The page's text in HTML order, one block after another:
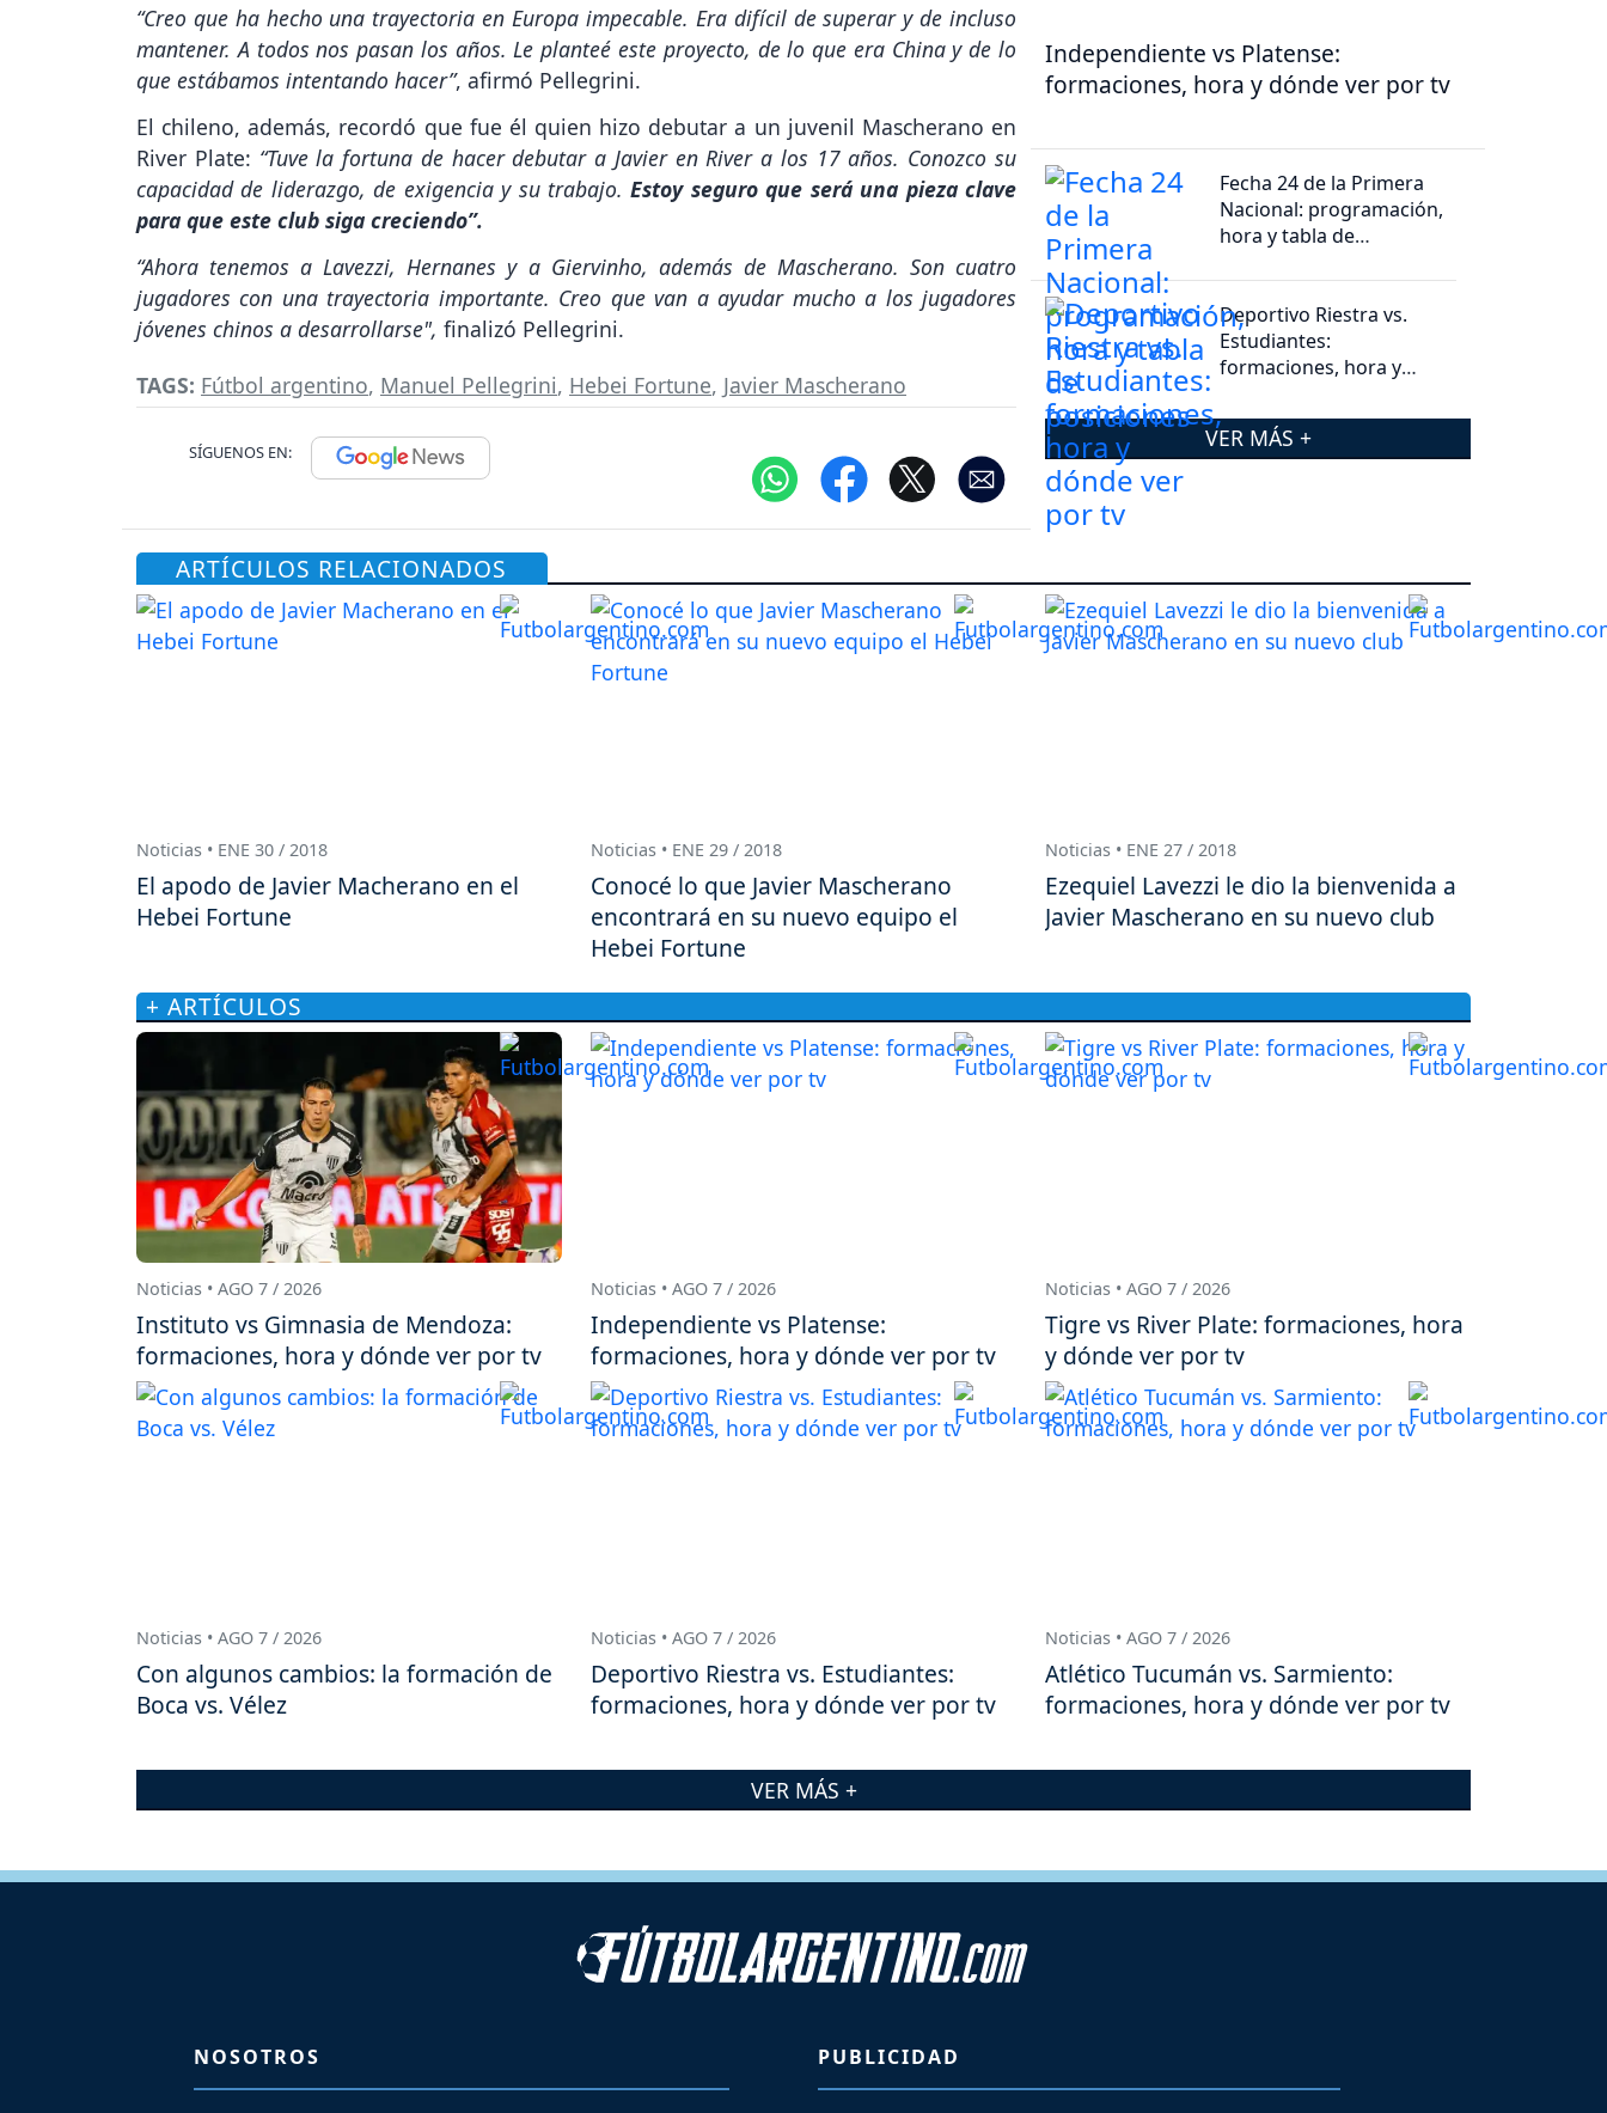
“Creo que ha hecho una trayectoria en Europa impecable. Era difícil de superar y de incluso
mantener. A todos nos pasan los años. Le planteé este proyecto, de lo que era China y de lo
que estábamos intentando hacer”, afirmó Pellegrini.
El chileno, además, recordó que fue él quien hizo debutar a un juvenil Mascherano en
River Plate: “Tuve la fortuna de hacer debutar a Javier en River a los 17 años. Conozco su
capacidad de liderazgo, de exigencia y su trabajo.Estoy seguro que será una pieza clave
para que este club siga creciendo”.
“Ahora tenemos a Lavezzi, Hernanes y a Giervinho, además de Mascherano. Son cuatro
jugadores con una trayectoria importante. Creo que van a ayudar mucho a los jugadores
jóvenes chinos a desarrollarse", finalizó Pellegrini.
TAGS: Fútbol argentino, Manuel Pellegrini, Hebei Fortune, Javier Mascherano
SÍGUENOS EN:
Independiente vs Platense:
formaciones, hora y dónde ver por tv
Fecha 24 de la Primera
Nacional: programación,
hora y tabla de
Deportivo Riestra vs.
Estudiantes:
formaciones, hora y
VER MÁS +
ARTÍCULOS RELACIONADOS
Noticias • ENE 30 / 2018
El apodo de Javier Macherano en el
Hebei Fortune
Noticias • ENE 29 / 2018
Conocé lo que Javier Mascherano
encontrará en su nuevo equipo el
Hebei Fortune
Noticias • ENE 27 / 2018
Ezequiel Lavezzi le dio la bienvenida a
Javier Mascherano en su nuevo club
+ ARTÍCULOS
Noticias • AGO 7 / 2026
Instituto vs Gimnasia de Mendoza:
formaciones, hora y dónde ver por tv
Noticias • AGO 7 / 2026
Independiente vs Platense:
formaciones, hora y dónde ver por tv
Noticias • AGO 7 / 2026
Tigre vs River Plate: formaciones, hora
y dónde ver por tv
Noticias • AGO 7 / 2026
Con algunos cambios: la formación de
Boca vs. Vélez
Noticias • AGO 7 / 2026
Deportivo Riestra vs. Estudiantes:
formaciones, hora y dónde ver por tv
Noticias • AGO 7 / 2026
Atlético Tucumán vs. Sarmiento:
formaciones, hora y dónde ver por tv
VER MÁS +
NOSOTROS PUBLICIDAD